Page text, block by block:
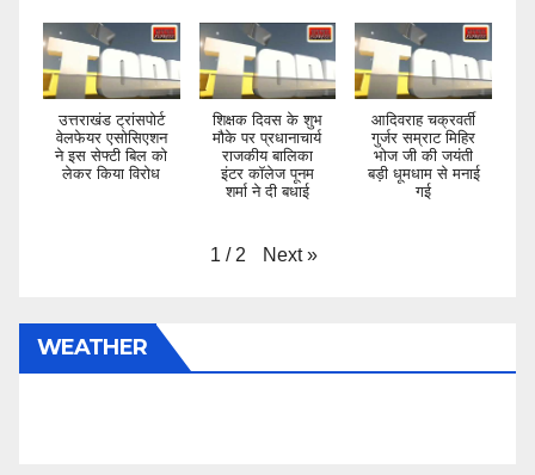
उत्तराखंड ट्रांसपोर्ट
वेलफेयर एसोसिएशन
ने इस सेफ्टी बिल को
लेकर किया विरोध
शिक्षक दिवस के शुभ
मौके पर प्रधानाचार्य
राजकीय बालिका
इंटर कॉलेज पूनम
शर्मा ने दी बधाई
आदिवराह चक्रवर्ती
गुर्जर सम्राट मिहिर
भोज जी की जयंती
बड़ी धूमधाम से मनाई
गई
1 / 2 Next »
WEATHER